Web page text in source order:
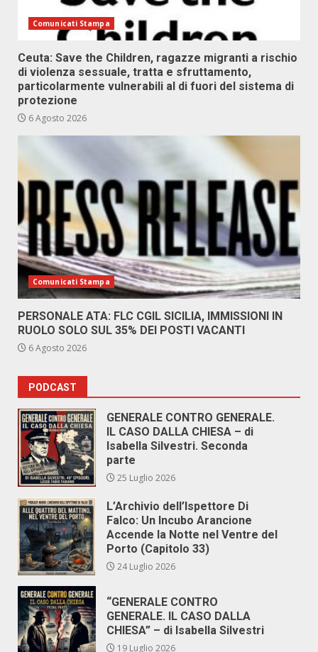
Comunicati Stampa
Ceuta: Save the Children, ragazze migranti a rischio
di violenza sessuale, tratta e sfruttamento,
particolarmente vulnerabili al di fuori del sistema di
protezione
6 Agosto 2026
Comunicati Stampa
PERSONALE ATA: FLC CGIL SICILIA, IMMISSIONI IN
RUOLO SOLO SUL 35% DEI POSTI VACANTI
6 Agosto 2026
PODCAST
GENERALE CONTRO GENERALE.
IL CASO DALLA CHIESA – di
Isabella Silvestri. Seconda
parte
25 Luglio 2026
L’Archivio dell’Ispettore Di
Falco: Un Incubo Arancione
Accende la Notte nel Ventre del
Porto (Capitolo 33)
24 Luglio 2026
“GENERALE CONTRO
GENERALE. IL CASO DALLA
CHIESA” – di Isabella Silvestri
19 Luglio 2026